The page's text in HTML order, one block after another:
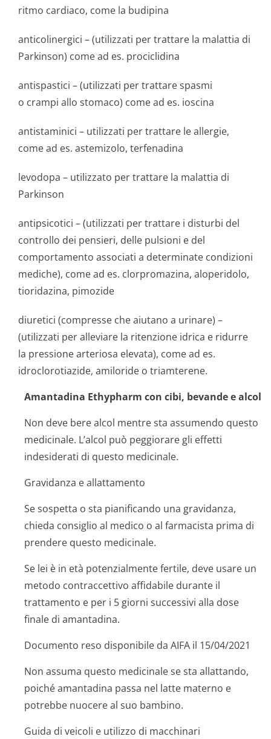
ritmo cardiaco, come la budipina
anticolinergici – (utilizzati per trattare la malattia di
Parkinson) come ad es. prociclidina
antispastici – (utilizzati per trattare spasmi
o crampi allo stomaco) come ad es. ioscina
antistaminici – utilizzati per trattare le allergie,
come ad es. astemizolo, terfenadina
levodopa – utilizzato per trattare la malattia di
Parkinson
antipsicotici – (utilizzati per trattare i disturbi del
controllo dei pensieri, delle pulsioni e del
comportamento associati a determinate condizioni
mediche), come ad es. clorpromazina, aloperidolo,
tioridazina, pimozide
diuretici (compresse che aiutano a urinare) –
(utilizzati per alleviare la ritenzione idrica e ridurre
la pressione arteriosa elevata), come ad es.
idroclorotiazide, amiloride o triamterene.
Amantadina Ethypharm con cibi, bevande e alcol
Non deve bere alcol mentre sta assumendo questo
medicinale. L’alcol può peggiorare gli effetti
indesiderati di questo medicinale.
Gravidanza e allattamento
Se sospetta o sta pianificando una gravidanza,
chieda consiglio al medico o al farmacista prima di
prendere questo medicinale.
Se lei è in età potenzialmente fertile, deve usare un
metodo contraccettivo affidabile durante il
trattamento e per i 5 giorni successivi alla dose
finale di amantadina.
Documento reso disponibile da AIFA il 15/04/2021
Non assuma questo medicinale se sta allattando,
poiché amantadina passa nel latte materno e
potrebbe nuocere al suo bambino.
Guida di veicoli e utilizzo di macchinari